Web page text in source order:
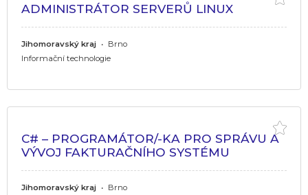
ADMINISTRÁTOR SERVERŮ LINUX
Jihomoravský kraj • Brno
Informační technologie
C# – PROGRAMÁTOR/-KA PRO SPRÁVU A
VÝVOJ FAKTURAČNÍHO SYSTÉMU
Jihomoravský kraj • Brno